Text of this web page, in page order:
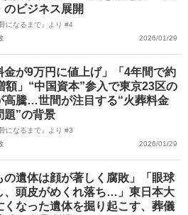
のビジネス展開
になるまで』より #4
2026/01/29
金が9万円に値上げ」「4年間で約
額」“中国資本”参入で東京23区の
高騰…世間が注目する“火葬料金
題”の背景
になるまで』より #3
2026/01/29
の遺体は顔が著しく腐敗」「眼球
、頭皮がめくれ落ち…」東日本大
くなった遺体を掘り起こす、葬儀